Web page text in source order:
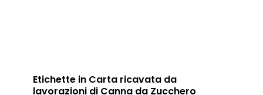
Etichette in Carta ricavata da
lavorazioni di ​Canna da Zucchero